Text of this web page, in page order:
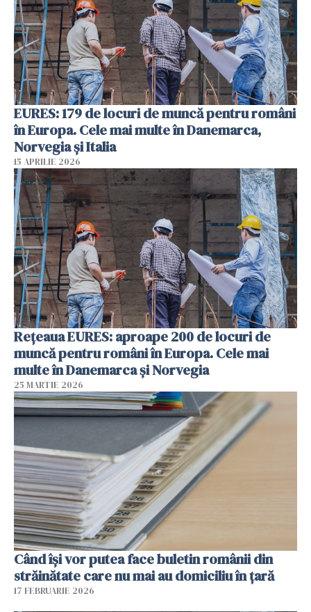
EURES: 179 de locuri de muncă pentru români
în Europa. Cele mai multe în Danemarca,
Norvegia și Italia
15 APRILIE 2026
Rețeaua EURES: aproape 200 de locuri de
muncă pentru români în Europa. Cele mai
multe în Danemarca și Norvegia
25 MARTIE 2026
Când își vor putea face buletin românii din
străinătate care nu mai au domiciliu în țară
17 FEBRUARIE 2026